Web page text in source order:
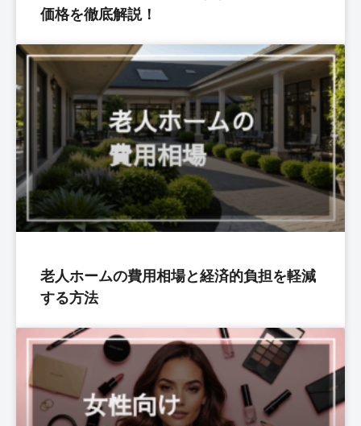
価格を徹底解説！
老人ホームの費用相場と経済的負担を軽減
する方法